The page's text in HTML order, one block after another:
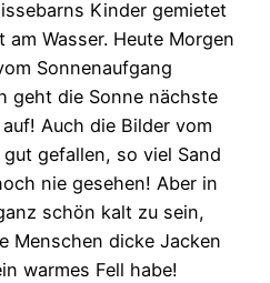
Kinder gemietet
Wasser. Heute Morgen
Sonnenaufgang
geht die Sonne nächste
Auch die Bilder vom
gefallen, so viel Sand
nie gesehen! Aber in
schön kalt zu sein,
Menschen dicke Jacken
warmes Fell habe!